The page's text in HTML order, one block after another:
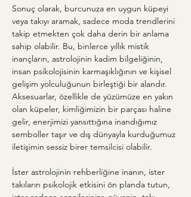
Sonuç olarak, burcunuza en uygun küpeyi
veya takıyı aramak, sadece moda trendlerini
takip etmekten çok daha derin bir anlama
sahip olabilir. Bu, binlerce yıllık mistik
inançların, astrolojinin kadim bilgeliğinin,
insan psikolojisinin karmaşıklığının ve kişisel
gelişim yolculuğunun birleştiği bir alandır.
Aksesuarlar, özellikle de yüzümüze en yakın
olan küpeler, kimliğimizin bir parçası haline
gelir, enerjimizi yansıttığına inandığımız
semboller taşır ve dış dünyayla kurduğumuz
iletişimin sessiz birer temsilcisi olabilir.
İster astrolojinin rehberliğine inanın, ister
takıların psikolojik etkisini ön planda tutun,